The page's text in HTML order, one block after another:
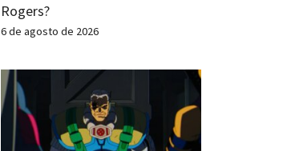
Rogers?
6 de agosto de 2026